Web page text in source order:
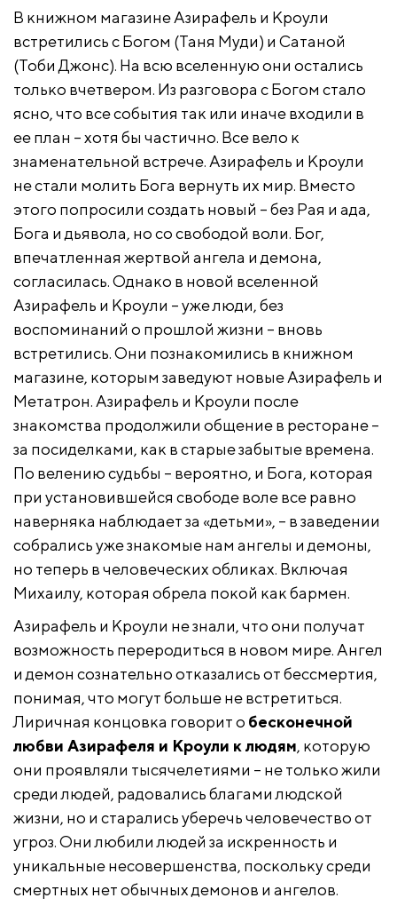
В книжном магазине Азирафель и Кроули
встретились с Богом (Таня Муди) и Сатаной
(Тоби Джонс). На всю вселенную они остались
только вчетвером. Из разговора с Богом стало
ясно, что все события так или иначе входили в
ее план – хотя бы частично. Все вело к
знаменательной встрече. Азирафель и Кроули
не стали молить Бога вернуть их мир. Вместо
этого попросили создать новый – без Рая и ада,
Бога и дьявола, но со свободой воли. Бог,
впечатленная жертвой ангела и демона,
согласилась. Однако в новой вселенной
Азирафель и Кроули – уже люди, без
воспоминаний о прошлой жизни – вновь
встретились. Они познакомились в книжном
магазине, которым заведуют новые Азирафель и
Метатрон. Азирафель и Кроули после
знакомства продолжили общение в ресторане –
за посиделками, как в старые забытые времена.
По велению судьбы – вероятно, и Бога, которая
при установившейся свободе воле все равно
наверняка наблюдает за «детьми», – в заведении
собрались уже знакомые нам ангелы и демоны,
но теперь в человеческих обликах. Включая
Михаилу, которая обрела покой как бармен.
Азирафель и Кроули не знали, что они получат
возможность переродиться в новом мире. Ангел
и демон сознательно отказались от бессмертия,
понимая, что могут больше не встретиться.
Лиричная концовка говорит о бесконечной
любви Азирафеля и Кроули к людям, которую
они проявляли тысячелетиями – не только жили
среди людей, радовались благами людской
жизни, но и старались уберечь человечество от
угроз. Они любили людей за искренность и
уникальные несовершенства, поскольку среди
смертных нет обычных демонов и ангелов.